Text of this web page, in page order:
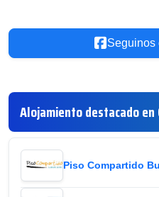
Seguinos
Alojamiento destacado en
Piso Compartido